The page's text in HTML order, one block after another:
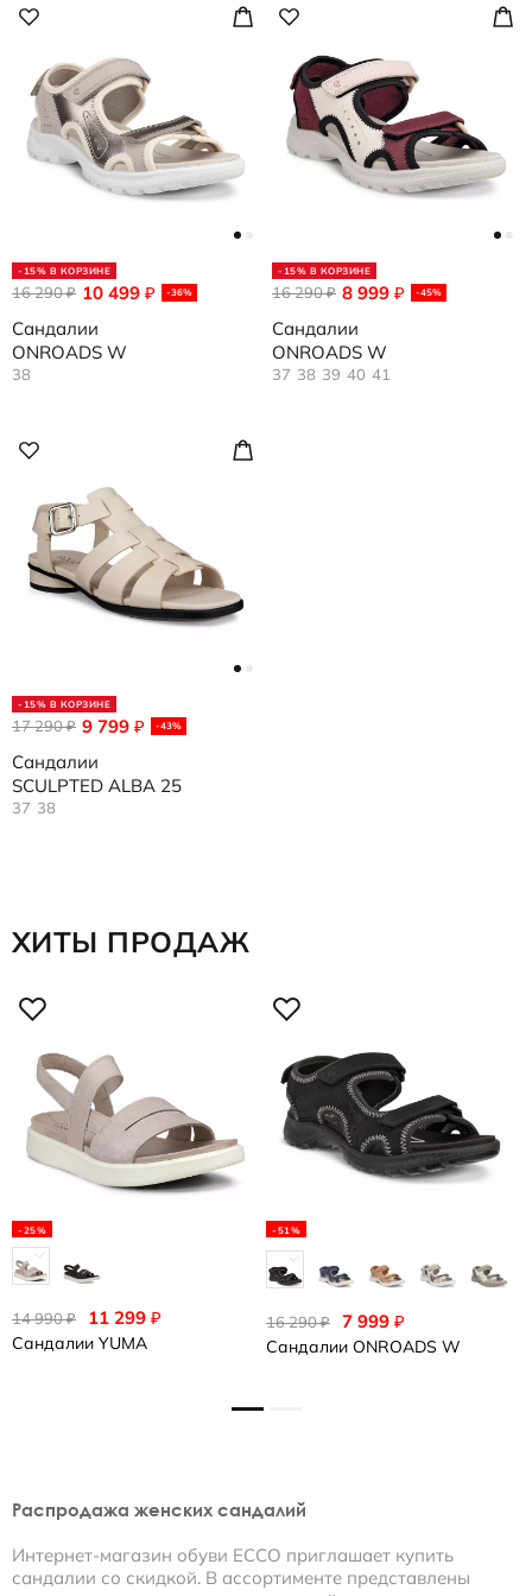
-15% В КОРЗИНЕ
10 499 ₽ -36%
16 290₽
Сандалии
ONROADS W
38
-15% В КОРЗИНЕ
8 999 ₽ -45%
16 290₽
Сандалии
ONROADS W
37 38 39 40 41
-15% В КОРЗИНЕ
9 799 ₽ -43%
17 290₽
Сандалии
SCULPTED ALBA 25
37 38
ХИТЫ ПРОДАЖ
-25%
11 299 ₽
14 990₽
Сандалии YUMA
-51%
7 999 ₽
16 290₽
Сандалии ONROADS W
Распродажа женских сандалий
Интернет-магазин обуви ECCO приглашает купить
сандалии со скидкой. В ассортименте представлены